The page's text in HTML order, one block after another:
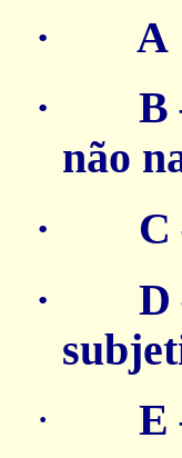
· A -
· B –
não
· C –
· D –
· E